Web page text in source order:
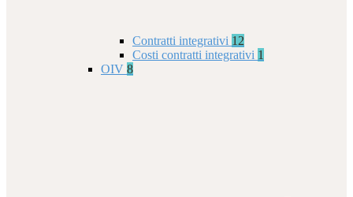
Contratti integrativi 12
Costi contratti integrativi 1
OIV 8